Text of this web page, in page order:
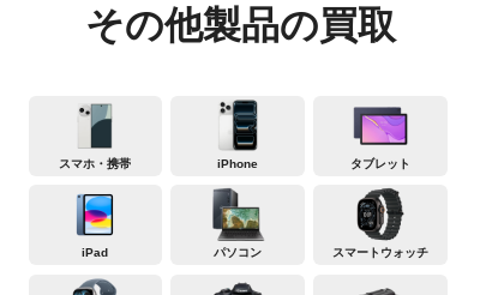
その他製品の買取
スマホ・携帯 iPhone タブレット
iPad パソコン スマートウォッチ